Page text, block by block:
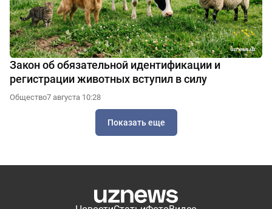
Закон об обязательной идентификации и
регистрации животных вступил в силу
Общество7 августа 10:28
Показать еще